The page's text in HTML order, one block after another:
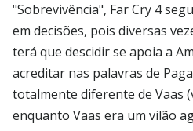
"Sobrevivência", Far Cry 4
em decisões, pois diversas
terá que descidir se apoia a
acreditar nas palavras de
totalmente diferente de Vaas
enquanto Vaas era um vilão